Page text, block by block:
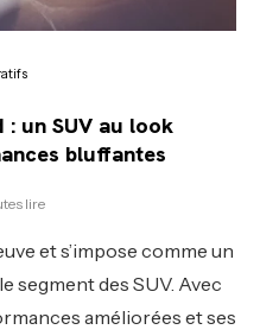
: un SUV au look
bluffantes
lire
et s’impose comme un
segment des SUV. Avec
améliorées et ses